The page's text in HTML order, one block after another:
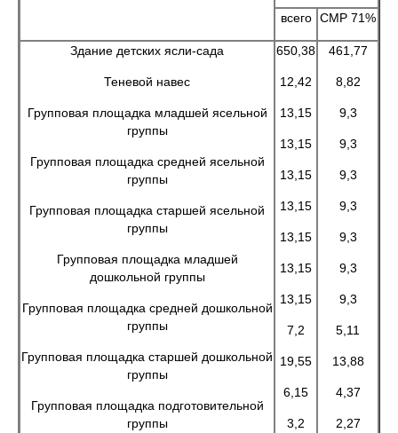
всего СМР 71%
Здание детских ясли-сада
Теневой навес
Групповая площадка младшей ясельной
группы
Групповая площадка средней ясельной
группы
Групповая площадка старшей ясельной
группы
Групповая площадка младшей
дошкольной группы
Групповая площадка средней дошкольной
группы
Групповая площадка старшей дошкольной
группы
Групповая площадка подготовительной
группы
650,38
12,42
13,15
13,15
13,15
13,15
13,15
13,15
13,15
7,2
19,55
6,15
3,2
461,77
8,82
9,3
9,3
9,3
9,3
9,3
9,3
9,3
5,11
13,88
4,37
2,27